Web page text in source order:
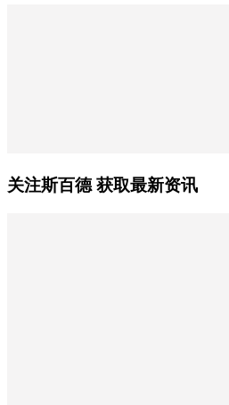
关注斯百德 获取最新资讯